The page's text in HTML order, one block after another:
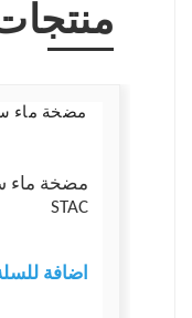
STAC
+ اضافة